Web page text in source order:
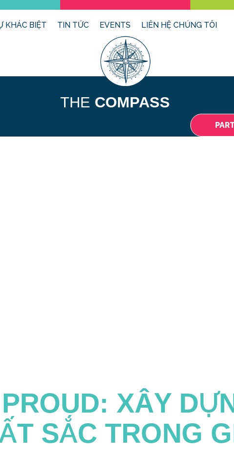
KHÁC BIỆT TIN TỨC EVENTS LIÊN HỆ CHÚNG TÔI
THE COMPASS
XÂY
SẮC TRONG